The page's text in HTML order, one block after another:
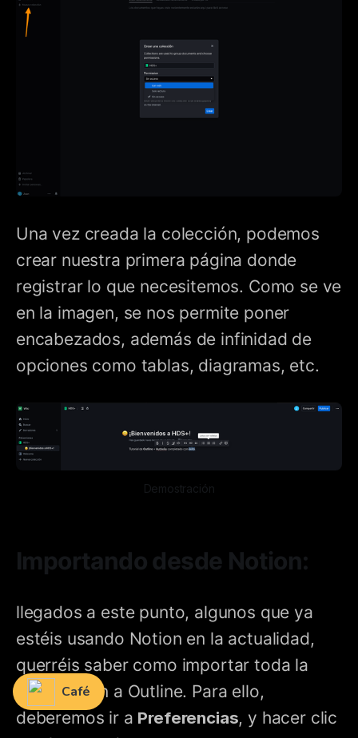
Una vez creada la colección, podemos
crear nuestra primera página donde
registrar lo que necesitemos. Como se ve
en la imagen, se nos permite poner
encabezados, además de infinidad de
opciones como tablas, diagramas, etc.
Demostración
Importando desde Notion:
llegados a este punto, algunos que ya
estéis usando Notion en la actualidad,
querréis saber como importar toda la
información a Outline. Para ello,
deberemos ir a Preferencias, y hacer clic